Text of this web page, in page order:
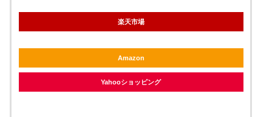
楽天市場
Amazon
Yahooショッピング